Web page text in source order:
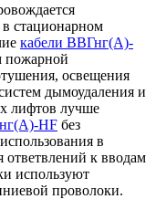
стационарном
кабели ВВГнг(А)-
пожарной
освещения
дымоудаления и
лифтов лучше
HF без
в
ответвлений к вводам
используют
проволоки.